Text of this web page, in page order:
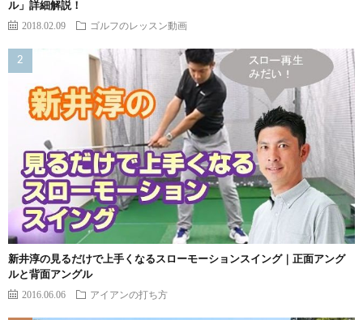
ル」詳細解説！
2018.02.09 ゴルフのレッスン動画
新井淳の見るだけで上手くなるスローモーションスイング｜正面アング
ルと背面アングル
2016.06.06 アイアンの打ち方